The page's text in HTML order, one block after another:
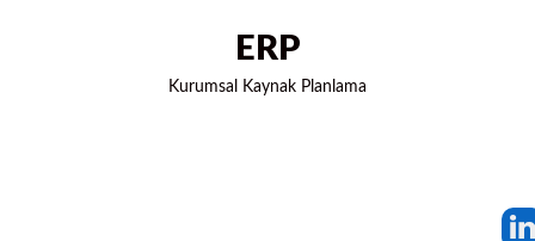
ERP
Kurumsal Kaynak Planlama